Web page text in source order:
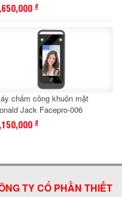
đ
chấm công khuôn mặt
Jack Facepro-006
đ
TY CỔ PHẦN THIẾT